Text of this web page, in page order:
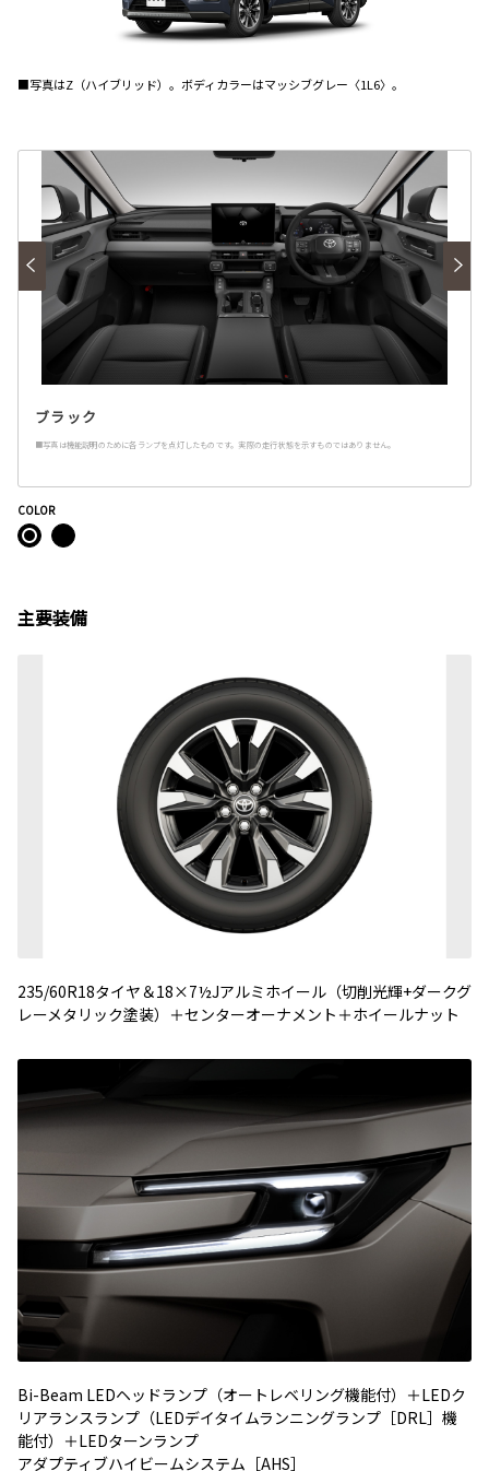
■写真はZ（ハイブリッド）。ボディカラーはマッシブグレー〈1L6〉。
ブラック
■写真は機能説明のために各ランプを点灯したものです。実際の走行状態を示すものではありません。
COLOR
主要装備
235/60R18タイヤ＆18×7½Jアルミホイール（切削光輝+ダークグ
レーメタリック塗装）＋センターオーナメント＋ホイールナット
Bi-Beam LEDヘッドランプ（オートレベリング機能付）＋LEDク
リアランスランプ（LEDデイタイムランニングランプ［DRL］機
能付）＋LEDターンランプ
アダプティブハイビームシステム［AHS］